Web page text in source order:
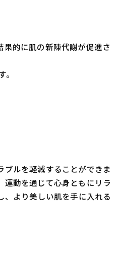
的に肌の新陳代謝が促進さ
ブルを軽減することができま
運動を通じて心身ともにリラ
、より美しい肌を手に入れる